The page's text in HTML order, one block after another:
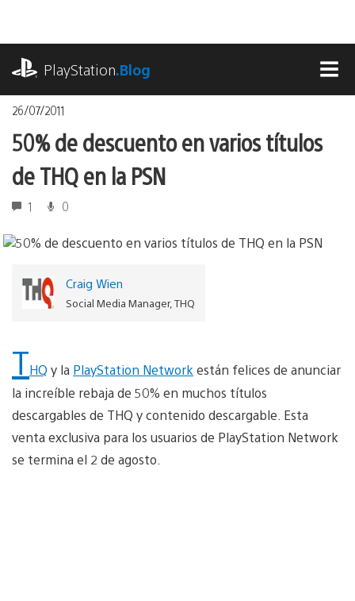
contenido
PlayStation.Blog
26/07/2011
50% de descuento en varios títulos
de THQ en la PSN
1 0
Craig Wien
Social Media Manager, THQ
THQ y la PlayStation Network están felices de anunciar
la increíble rebaja de 50% en muchos títulos
descargables de THQ y contenido descargable. Esta
venta exclusiva para los usuarios de PlayStation Network
se termina el 2 de agosto.